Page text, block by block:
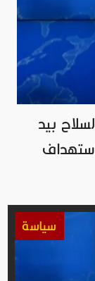
بيد
سياسة